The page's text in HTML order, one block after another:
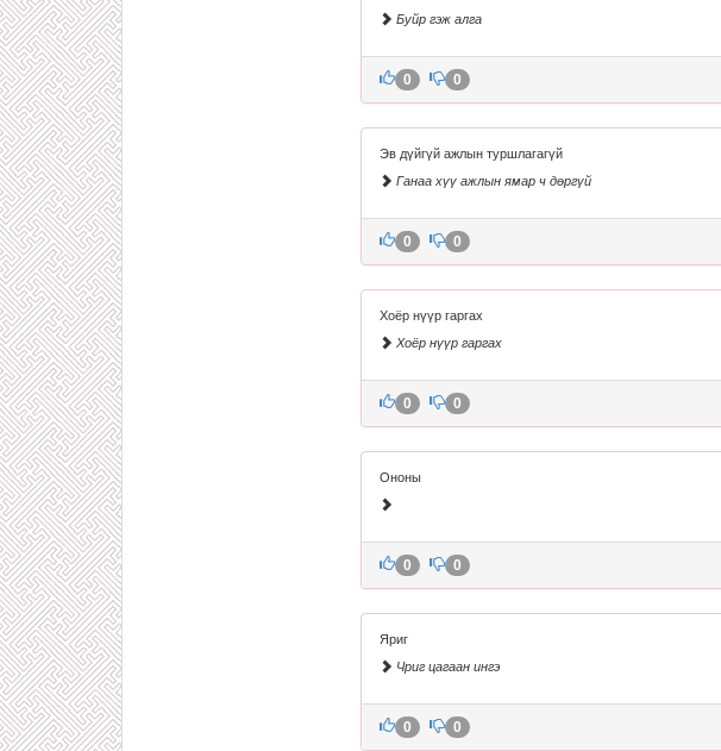
Буйр гэж алга
0 0
Эв дүйгүй ажлын туршлагагүй
Ганаа хүү ажлын ямар ч дөргүй
0 0
Хоёр нүүр гаргах
Хоёр нүүр гаргах
0 0
Ононы
0 0
Яриг
Чриг цагаан ингэ
0 0